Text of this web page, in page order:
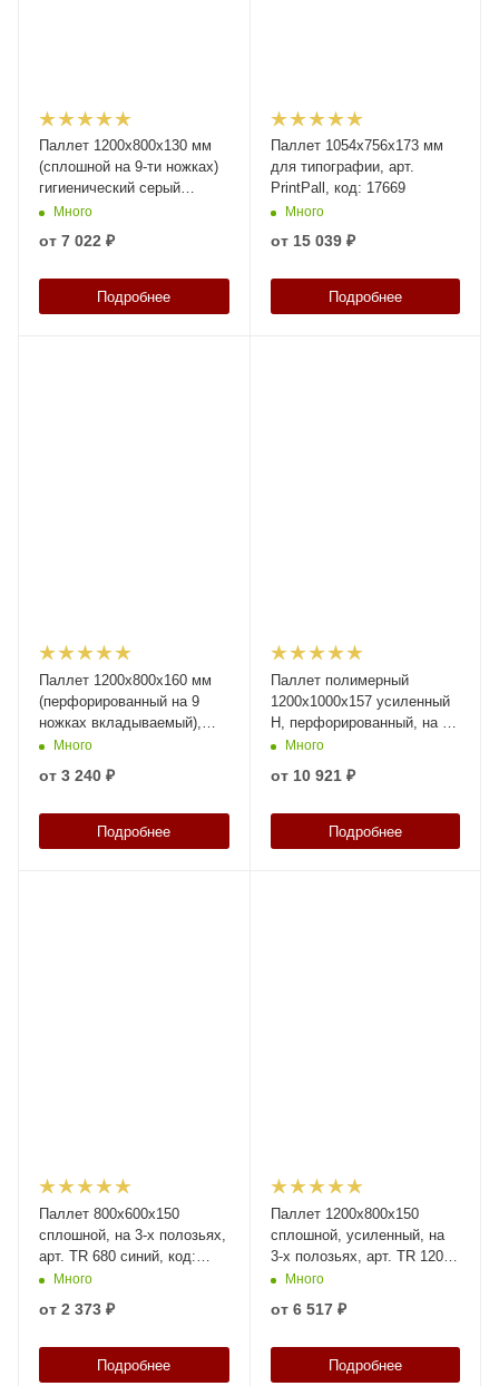
Паллет 1200х800х130 мм
(cплошной на 9-ти ножках)
гигиенический серый
(Паллет 1200х800х130 мм
(cплошной на 9-ти ножках)
гигиенический синий), арт.
Много
от 7 022 ₽
Подробнее
Паллет 1054х756х173 мм
для типографии, арт.
PrintPall, код: 17669
Много
от 15 039 ₽
Подробнее
Паллет 1200х800х160 мм
(перфорированный на 9
ножках вкладываемый),
арт. TR 1208 L синий, код:
Много
от 3 240 ₽
Подробнее
Паллет полимерный
1200х1000х157 усиленный
Н, перфорированный, на 5
полозьях, код: 34341
Много
от 10 921 ₽
Подробнее
Паллет 800х600х150
сплошной, на 3-х полозьях,
арт. TR 680 синий, код:
07879
Много
от 2 373 ₽
Подробнее
Паллет 1200x800х150
сплошной, усиленный, на
3-х полозьях, арт. TR 1208-
1-1 синий, код: 08946
Много
от 6 517 ₽
Подробнее